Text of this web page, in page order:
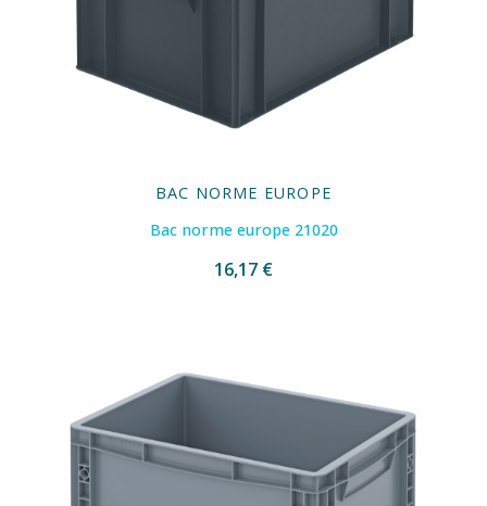
BAC NORME EUROPE
Bac norme europe 21020
16,17 €